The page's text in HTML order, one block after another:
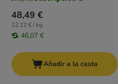
48,49 €
12,12 € / kg
46,07 €
Añadir a la cesta